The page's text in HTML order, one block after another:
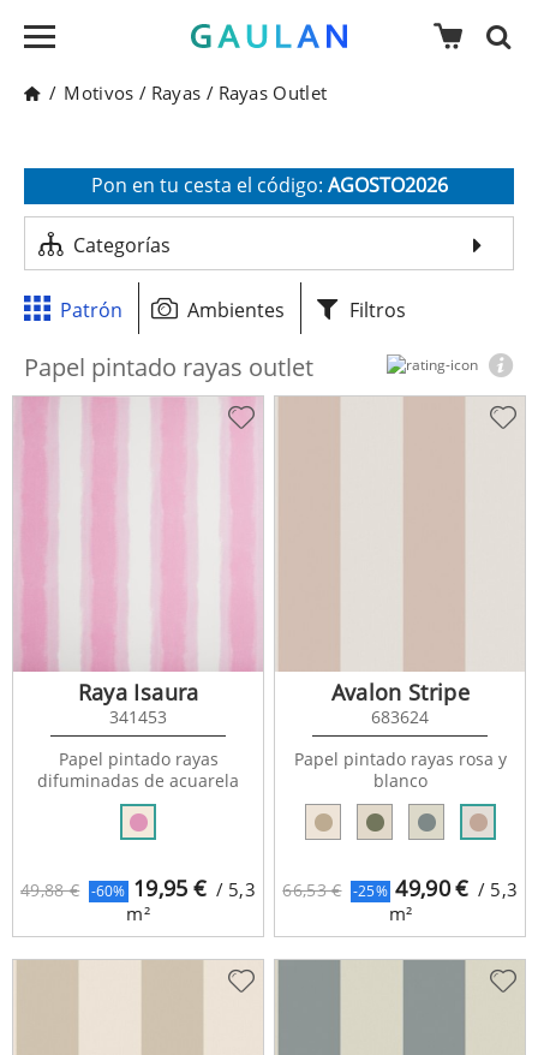
/ Motivos / Rayas / Rayas Outlet
Pon en tu cesta el código: AGOSTO2026
Categorías
Patrón Ambientes Filtros
Papel pintado rayas outlet
49,88 € -60% 19,95 € / 5,3
m²
Raya Isaura
341453
Papel pintado rayas
difuminadas de acuarela
66,53 € -25% 49,90€ / 5,3
m²
Avalon Stripe
683624
Papel pintado rayas rosa y
blanco